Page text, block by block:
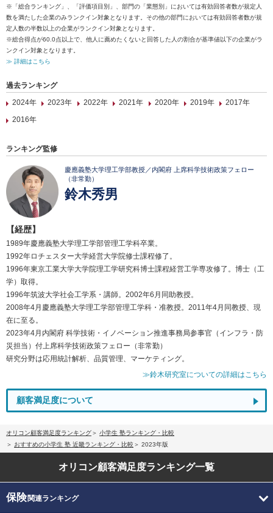
※「総合ランキング」、「評価項目別」、部門の「業態別」においては有効回答者数が規定人
数を満たした企業のみランクイン対象となります。その他の部門においては有効回答者数が規
定人数の半数以上の企業がランクイン対象となります。
※総合得点が60.0点以上で、他人に薦めたくないと回答した人の割合が基準値以下の企業がラ
ンクイン対象となります。
≫ 詳細はこちら
過去ランキング
2024年
2023年 2022年 2021年 2020年 2019年
2017年
2016年
ランキング監修
慶應義塾大学理工学部教授／内閣府 上席科学技術政策フェロー
（非常勤）
鈴木秀男
【経歴】
1989年慶應義塾大学理工学部管理工学科卒業。
1992年ロチェスター大学経営大学院修士課程修了。
1996年東京工業大学大学院理工学研究科博士課程経営工学専攻修了。博士（工
学）取得。
1996年筑波大学社会工学系・講師。2002年6月同助教授。
2008年4月慶應義塾大学理工学部管理工学科・准教授。2011年4月同教授、現
在に至る。
2023年4月内閣府 科学技術・イノベーション推進事務局参事官（インフラ・防
災担当）付上席科学技術政策フェロー（非常勤）
研究分野は応用統計解析、品質管理、マーケティング。
≫鈴木研究室についての詳細はこちら
顧客満足度について
オリコン顧客満足度ランキング
小学生 塾ランキング・比較
おすすめの小学生 塾 近畿ランキング・比較
2023年版
オリコン顧客満足度ランキング一覧
保険関連ランキング